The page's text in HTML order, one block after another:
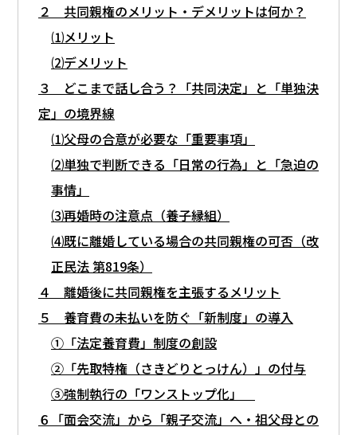
２ 共同親権のメリット・デメリットは何か？
⑴メリット
⑵デメリット
３ どこまで話し合う？「共同決定」と「単独決
定」の境界線
⑴父母の合意が必要な「重要事項」
⑵単独で判断できる「日常の行為」と「急迫の
事情」
⑶再婚時の注意点（養子縁組）
⑷既に離婚している場合の共同親権の可否（改
正民法 第819条）
４ 離婚後に共同親権を主張するメリット
５ 養育費の未払いを防ぐ「新制度」の導入
①「法定養育費」制度の創設
②「先取特権（さきどりとっけん）」の付与
③強制執行の「ワンストップ化」
６「面会交流」から「親子交流」へ・祖父母との